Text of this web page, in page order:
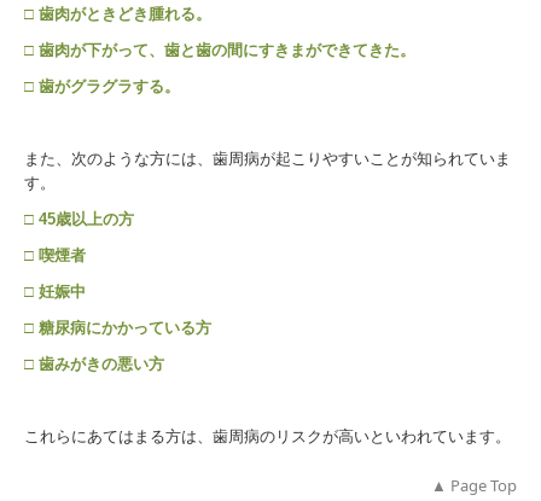
□ 歯肉がときどき腫れる。
□ 歯肉が下がって、歯と歯の間にすきまができてきた。
□ 歯がグラグラする。
また、次のような方には、歯周病が起こりやすいことが知られていま
す。
□ 45歳以上の方
□ 喫煙者
□ 妊娠中
□ 糖尿病にかかっている方
□ 歯みがきの悪い方
これらにあてはまる方は、歯周病のリスクが高いといわれています。
▲ PageTop